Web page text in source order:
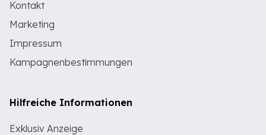
Kontakt
Marketing
Impressum
Kampagnenbestimmungen
Hilfreiche Informationen
Exklusiv Anzeige